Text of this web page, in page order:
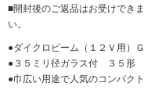
■開封後のご返品はお受けでき
い。
●ダイクロビーム（１２Ｖ用）
●３５ミリ径ガラス付 ３５形
●巾広い用途で人気のコンパク